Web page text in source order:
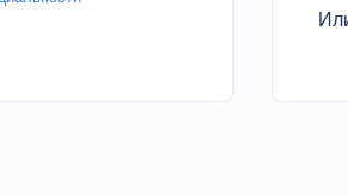
Шкаф управления частотой.